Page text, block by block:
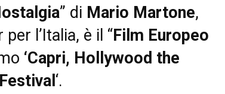
” di Mario Martone,
l’Italia, è il “Film Europeo
‘Capri, Hollywood the
‘.